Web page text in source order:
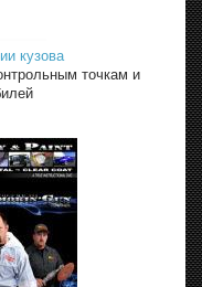
кузова
точкам и